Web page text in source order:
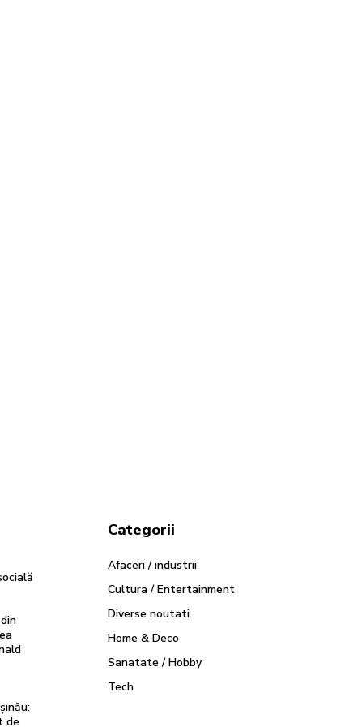
de
Categorii
Afaceri / industrii
Cultura / Entertainment
Diverse noutati
Home & Deco
Sanatate / Hobby
Tech